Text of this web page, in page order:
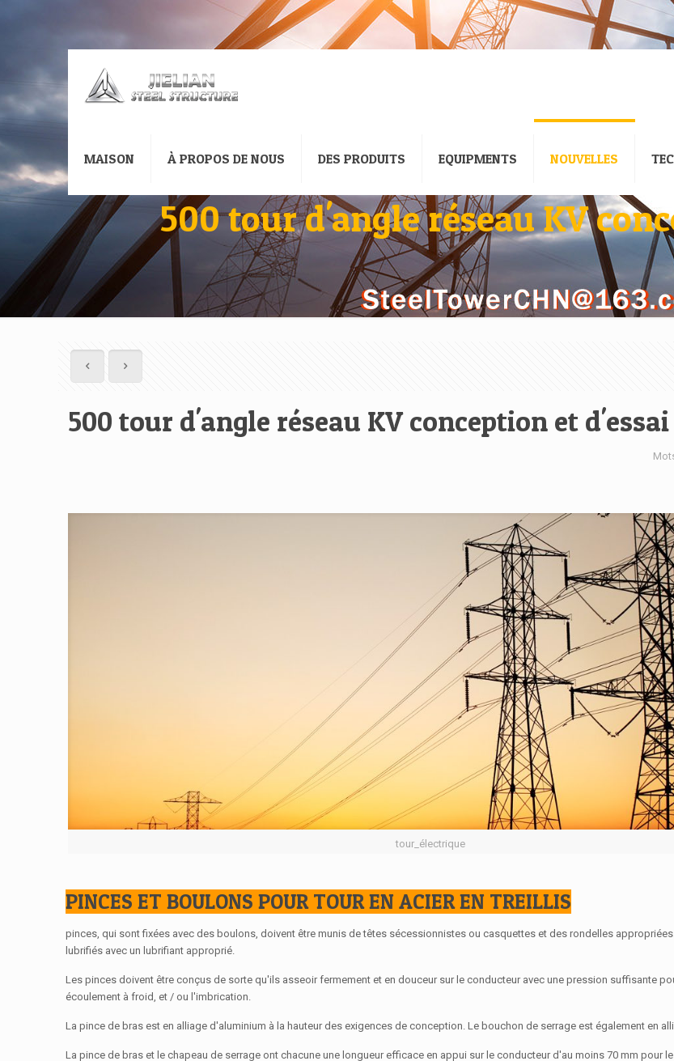
MAISON À PROPOS DE NOUS DES PRODUITS EQUIPMENTS NOUVELLES
500 tour d'angle réseau KV
500 tour d'angle réseau KV conception et d'essai
tour_électrique
PINCES ET BOULONS POUR TOUR EN ACIER EN TREILLIS
pinces, qui sont fixées avec des boulons, doivent être munis de têtes sécessionnistes ou casquettes et des rondelles
lubrifiés avec un lubrifiant approprié.
Les pinces doivent être conçus de sorte qu'ils asseoir fermement et en douceur sur le conducteur avec une pression suffisante
écoulement à froid, et / ou l'imbrication.
La pince de bras est en alliage d'aluminium à la hauteur des exigences de conception. Le bouchon de serrage est également en
La pince de bras et le chapeau de serrage ont chacune une longueur efficace en appui sur le conducteur d'au moins 70 mm pour